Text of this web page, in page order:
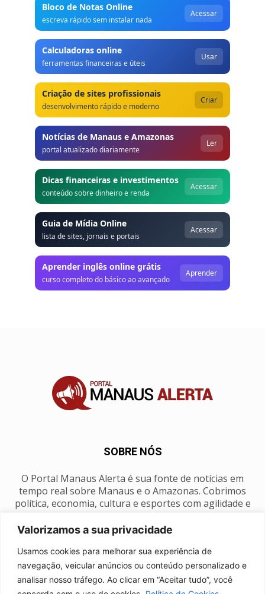
Valorizamos a sua privacidade
Usamos cookies para melhorar sua experiência de
navegação, veicular anúncios ou conteúdo personalizado e
analisar nosso tráfego. Ao clicar em “Aceitar tudo”, você
Bloco de Notas Online
escreva rápido sem instalar nada
Acessar
Calculadoras online
ferramentas financeiras e úteis
Usar
Criação de sites profissionais
desenvolvimento rápido e moderno
Criar
Notícias de Manaus e Amazonas
portal atualizado diariamente
Ler
Dicas financeiras e investimentos
conteúdo sobre dinheiro e renda
Acessar
Guia de Mídia Online
lista de sites, jornais e portais
Acessar
Aprender inglês online grátis
curso completo do básico ao avançado
Aprender
SOBRE NÓS
O Portal Manaus Alerta é sua fonte de notícias em
tempo real sobre Manaus e o Amazonas. Cobrimos
política, economia, cultura e esportes com agilidade e
SIGA-NOS